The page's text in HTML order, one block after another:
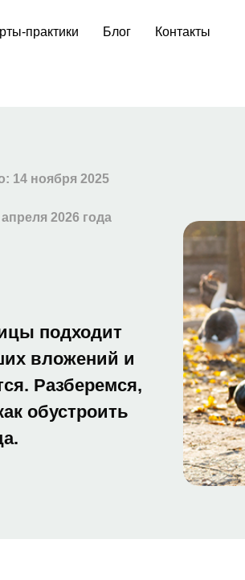
практики Блог Контакты
подходит
вложений и
Разберемся,
обустроить
14 ноября 2025
2026 года